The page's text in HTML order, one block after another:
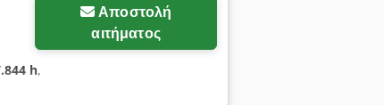
Αποστολή
αιτήματος
h,